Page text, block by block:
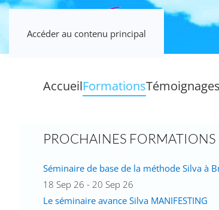
Accéder au contenu principal
AccueilFormationsTémoignages
PROCHAINES FORMATIONS
Séminaire de base de la méthode Silva à
18 Sep 26 - 20 Sep 26
Le séminaire avance Silva MANIFESTING